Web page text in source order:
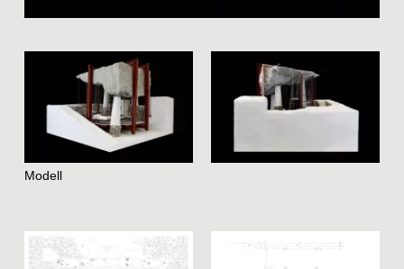
Home
T +43 316 873-6481
Instagram
Datenschutz
Impressum
Modell